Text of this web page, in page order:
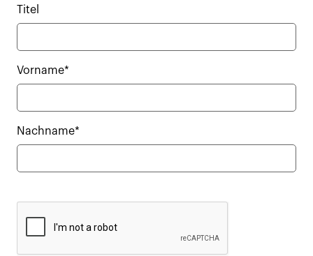
Titel
Vorname*
Nachname*